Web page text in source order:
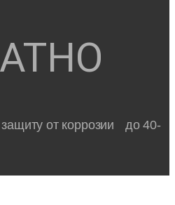
от коррозии
до 40-